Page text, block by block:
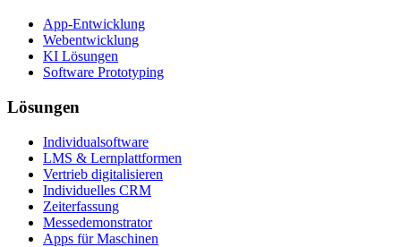
App-Entwicklung
Webentwicklung
KI Lösungen
Software Prototyping
Lösungen
Individualsoftware
LMS & Lernplattformen
Vertrieb digitalisieren
Individuelles CRM
Zeiterfassung
Messedemonstrator
Apps für Maschinen